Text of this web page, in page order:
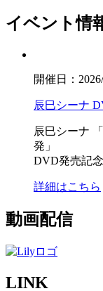
イベント情
開催日：
辰巳シーナ
辰巳シーナ
発」
DVD発売記
詳細はこちら
動画配信
LINK